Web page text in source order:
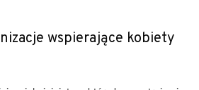
wspierające kobiety